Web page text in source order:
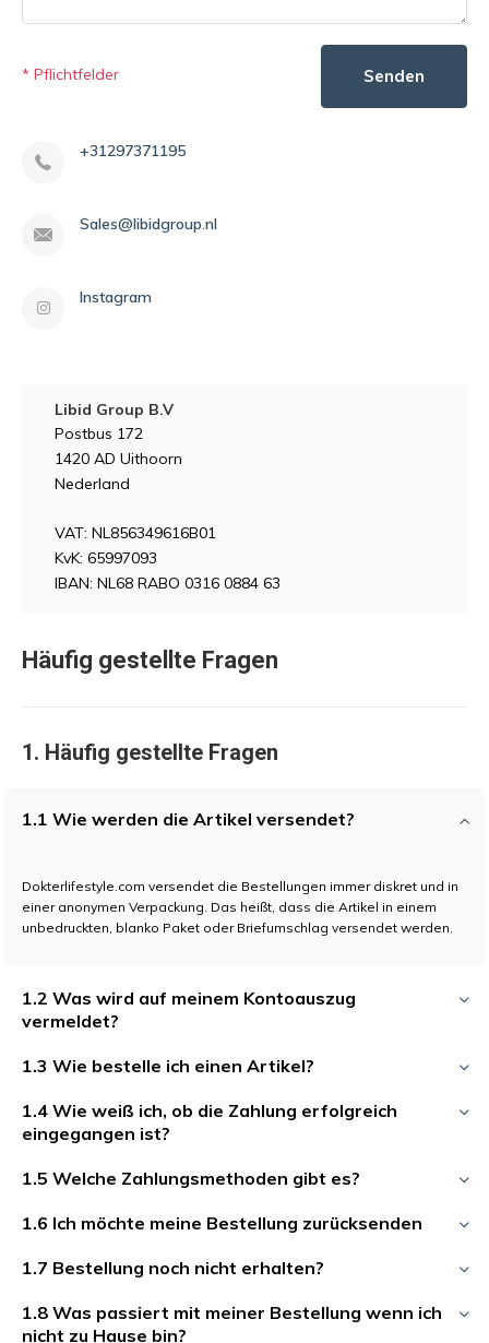
* Pflichtfelder Senden
+31297371195
Sales@libidgroup.nl
Instagram
Libid Group B.V
Postbus 172
1420 AD Uithoorn
Nederland
VAT: NL856349616B01
KvK: 65997093
IBAN: NL68 RABO 0316 0884 63
Häufig gestellte Fragen
1. Häufig gestellte Fragen
1.1 Wie werden die Artikel versendet?
Dokterlifestyle.com versendet die Bestellungen immer diskret und in
einer anonymen Verpackung. Das heißt, dass die Artikel in einem
unbedruckten, blanko Paket oder Briefumschlag versendet werden.
1.2 Was wird auf meinem Kontoauszug
vermeldet?
1.3 Wie bestelle ich einen Artikel?
1.4 Wie weiß ich, ob die Zahlung erfolgreich
eingegangen ist?
1.5 Welche Zahlungsmethoden gibt es?
1.6 Ich möchte meine Bestellung zurücksenden
1.7 Bestellung noch nicht erhalten?
1.8 Was passiert mit meiner Bestellung wenn ich
nicht zu Hause bin?